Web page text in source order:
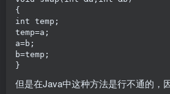
{
int temp;
temp=a;
a=b;
b=temp;
但是在Java中这种方法是行不通的，